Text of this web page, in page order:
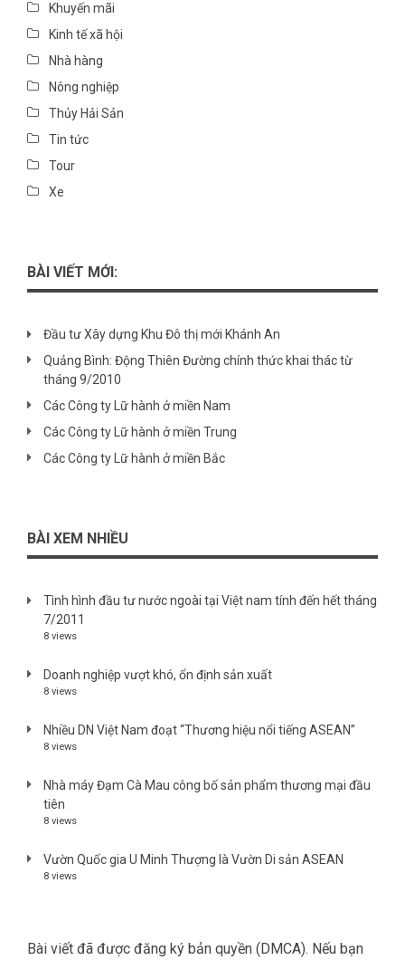
Khuyến mãi
Kinh tế xã hội
Nhà hàng
Nông nghiệp
Thủy Hải Sản
Tin tức
Tour
Xe
BÀI VIẾT MỚI:
Đầu tư Xây dựng Khu Đô thị mới Khánh An
Quảng Bình: Động Thiên Đường chính thức khai thác từ
tháng 9/2010
Các Công ty Lữ hành ở miền Nam
Các Công ty Lữ hành ở miền Trung
Các Công ty Lữ hành ở miền Bắc
BÀI XEM NHIỀU
Tình hình đầu tư nước ngoài tại Việt nam tính đến hết tháng
7/2011
8 views
Doanh nghiệp vượt khó, ổn định sản xuất
8 views
Nhiều DN Việt Nam đoạt “Thương hiệu nổi tiếng ASEAN”
8 views
Nhà máy Đạm Cà Mau công bố sản phẩm thương mại đầu
tiên
8 views
Vườn Quốc gia U Minh Thượng là Vườn Di sản ASEAN
8 views
Bài viết đã được đăng ký bản quyền (DMCA). Nếu bạn